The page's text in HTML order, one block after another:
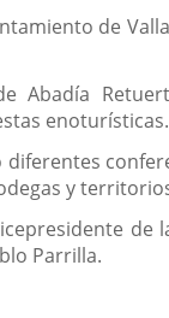
de
Abadía
enoturísticas.
y
Parrilla.